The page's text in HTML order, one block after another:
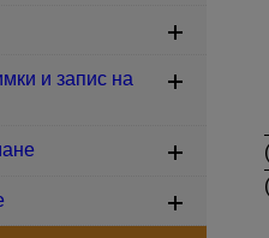
и запис на